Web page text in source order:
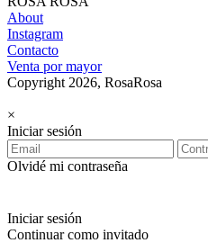
About
Instagram
Contacto
Venta por mayor
Copyright 2026, RosaRosa
×
Iniciar sesión
Olvidé mi contraseña
Iniciar sesión
Continuar como invitado